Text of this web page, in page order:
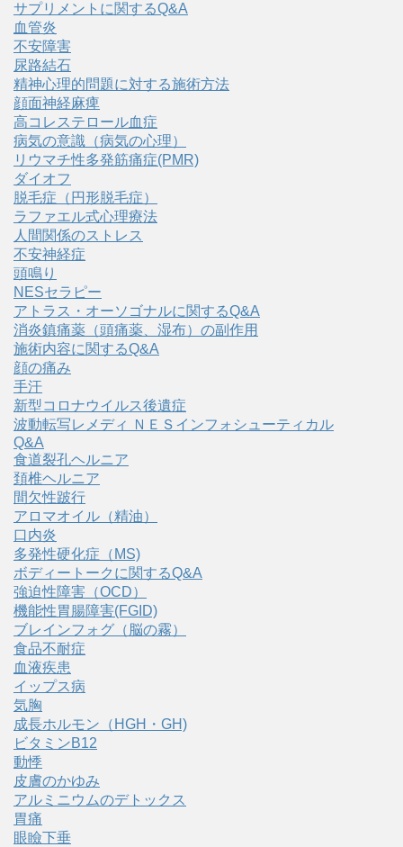
サプリメントに関するQ&A
血管炎
不安障害
尿路結石
精神心理的問題に対する施術方法
顔面神経麻痺
高コレステロール血症
病気の意識（病気の心理）
リウマチ性多発筋痛症(PMR)
ダイオフ
脱毛症（円形脱毛症）
ラファエル式心理療法
人間関係のストレス
不安神経症
頭鳴り
NESセラピー
アトラス・オーソゴナルに関するQ&A
消炎鎮痛薬（頭痛薬、湿布）の副作用
施術内容に関するQ&A
顔の痛み
手汗
新型コロナウイルス後遺症
波動転写レメディ ＮＥＳインフォシューティカル
Q&A
食道裂孔ヘルニア
頚椎ヘルニア
間欠性跛行
アロマオイル（精油）
口内炎
多発性硬化症（MS)
ボディートークに関するQ&A
強迫性障害（OCD）
機能性胃腸障害(FGID)
ブレインフォグ（脳の霧）
食品不耐症
血液疾患
イップス病
気胸
成長ホルモン（HGH・GH)
ビタミンB12
動悸
皮膚のかゆみ
アルミニウムのデトックス
胃痛
眼瞼下垂